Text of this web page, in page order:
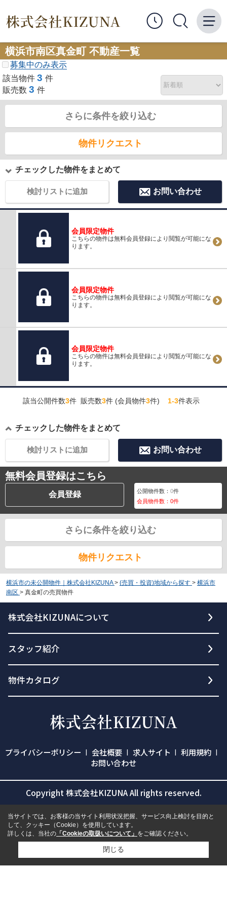
横浜市南区真金町 不動産一覧
募集中のみ表示
該当物件 3 件
販売数 3 件
さらに条件を絞り込む
物件リクエスト
チェックした物件をまとめて
検討リストに追加 お問い合わせ
会員限定物件
こちらの物件は無料会員登録により閲覧が可能にな
ります。
会員限定物件
こちらの物件は無料会員登録により閲覧が可能にな
ります。
会員限定物件
こちらの物件は無料会員登録により閲覧が可能にな
ります。
該当公開件数3件 販売数3件 (会員物件3件) 1-3件表示
チェックした物件をまとめて
お問い合わせ
検討リストに追加
無料会員登録はこちら
会員登録 公開物件数：0件
会員物件数：0件
さらに条件を絞り込む
物件リクエスト
横浜市の未公開物件｜株式会社KIZUNA > (売買・投資)地域から探す > 横浜市
南区 > 真金町の売買物件
株式会社KIZUNAについて
スタッフ紹介
物件カタログ
プライバシーポリシー 会社概要 求人サイト
利用規約
お問い合わせ
Copyright 株式会社KIZUNA All rights reserved.
当サイトでは、お客様の当サイト利用状況把握、サービス向上検討を目的と
して、クッキー（Cookie）を使用しています。
詳しくは、当社の 「Cookieの取扱いについて」 をご確認ください。
閉じる